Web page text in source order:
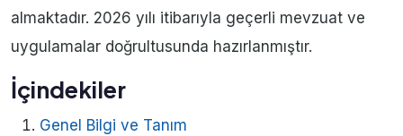
almaktadır. 2026 yılı itibarıyla geçerli mevzuat ve
uygulamalar doğrultusunda hazırlanmıştır.
İçindekiler
Genel Bilgi ve Tanım